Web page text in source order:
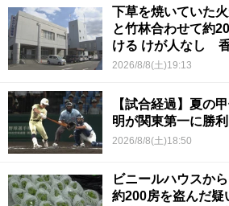
下草を焼いていた
と竹林合わせて約
ける けが人なし
2026/8/8(土)19:13
【試合経過】夏の
明が関東第一に勝利
2026/8/8(土)18:50
ビニールハウスか
約200房を盗んだ